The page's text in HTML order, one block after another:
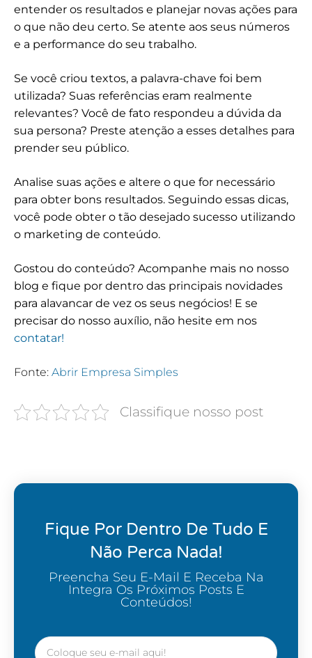
entender os resultados e planejar novas ações para
o que não deu certo. Se atente aos seus números
e a performance do seu trabalho.
Se você criou textos, a palavra-chave foi bem
utilizada? Suas referências eram realmente
relevantes? Você de fato respondeu a dúvida da
sua persona? Preste atenção a esses detalhes para
prender seu público.
Analise suas ações e altere o que for necessário
para obter bons resultados. Seguindo essas dicas,
você pode obter o tão desejado sucesso utilizando
o marketing de conteúdo.
Gostou do conteúdo? Acompanhe mais no nosso
blog e fique por dentro das principais novidades
para alavancar de vez os seus negócios! E se
precisar do nosso auxílio, não hesite em nos
contatar!
Fonte: Abrir Empresa Simples
Classifique nosso post
Fique Por Dentro De Tudo E
Não Perca Nada!
Preencha Seu E-Mail E Receba Na
Integra Os Próximos Posts E
Conteúdos!